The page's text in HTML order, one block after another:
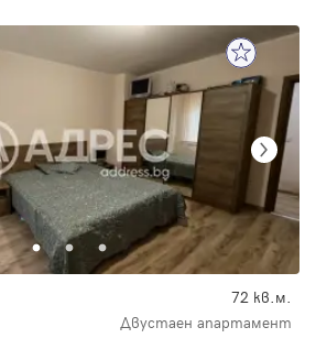
72 кв.м.
Двустаен апартамент
Забравена парола